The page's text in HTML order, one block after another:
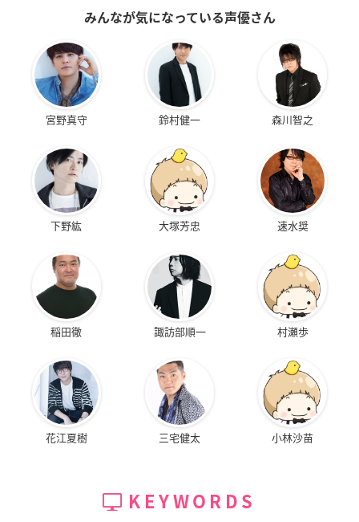
みんなが気になっている声優さん
宮野真守 鈴村健一 森川智之
下野紘 大塚芳忠 速水奨
稲田徹 諏訪部順一 村瀬歩
花江夏樹 三宅健太 小林沙苗
KEYWORDS